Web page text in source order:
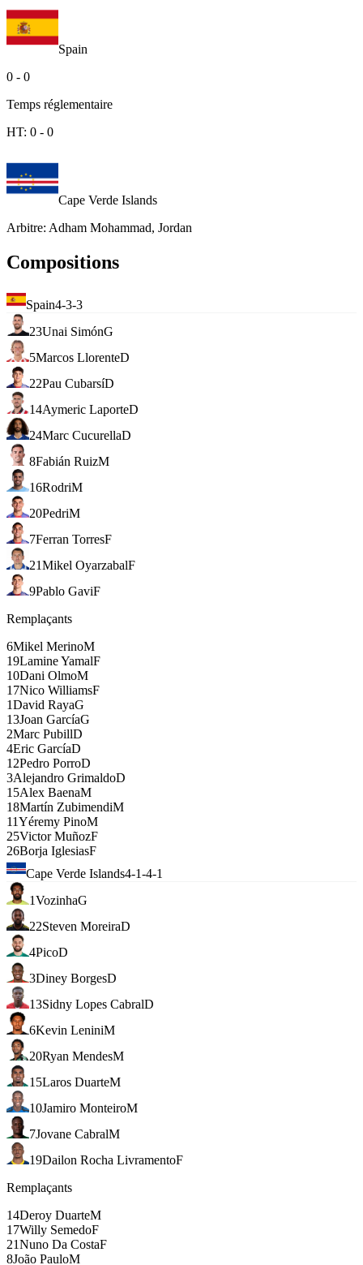
Spain
0 - 0
Temps réglementaire
HT: 0 - 0
Cape Verde Islands
Arbitre: Adham Mohammad, Jordan
Compositions
Spain4-3-3
23Unai SimónG
5Marcos LlorenteD
22Pau CubarsíD
14Aymeric LaporteD
24Marc CucurellaD
8Fabián RuizM
16RodriM
20PedriM
7Ferran TorresF
21Mikel OyarzabalF
9Pablo GaviF
Remplaçants
6Mikel MerinoM
19Lamine YamalF
10Dani OlmoM
17Nico WilliamsF
1David RayaG
13Joan GarcíaG
2Marc PubillD
4Eric GarcíaD
12Pedro PorroD
3Alejandro GrimaldoD
15Alex BaenaM
18Martín ZubimendiM
11Yéremy PinoM
25Victor MuñozF
26Borja IglesiasF
Cape Verde Islands4-1-4-1
1VozinhaG
22Steven MoreiraD
4PicoD
3Diney BorgesD
13Sidny Lopes CabralD
6Kevin LeniniM
20Ryan MendesM
15Laros DuarteM
10Jamiro MonteiroM
7Jovane CabralM
19Dailon Rocha LivramentoF
Remplaçants
14Deroy DuarteM
17Willy SemedoF
21Nuno Da CostaF
8João PauloM